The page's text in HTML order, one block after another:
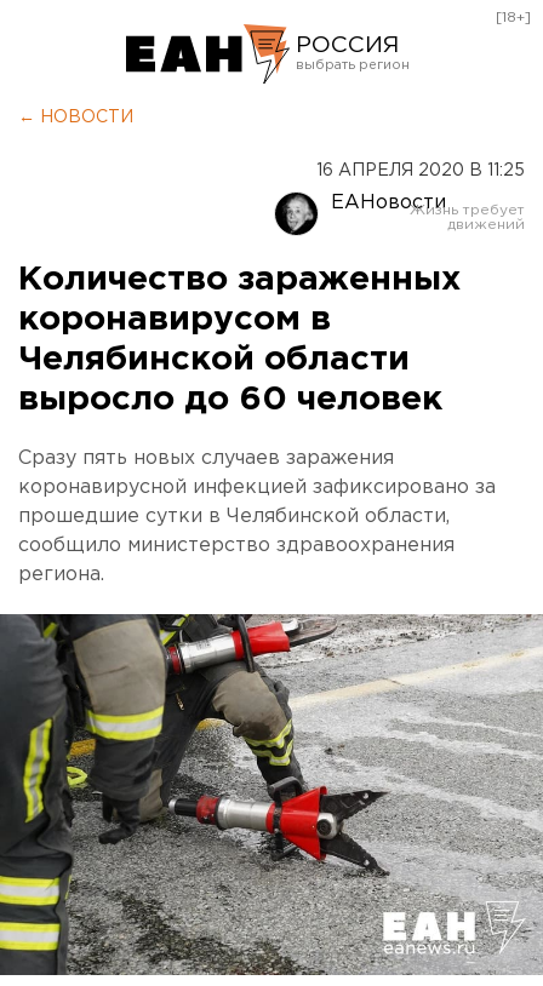
РОССИЯ
Оренбург
[18+]
← НОВОСТИ
16 АПРЕЛЯ 2020 В 11:25
ЕАНовости
Количество зараженных
коронавирусом в
Челябинской области
выросло до 60 человек
Сразу пять новых случаев заражения
коронавирусной инфекцией зафиксировано за
прошедшие сутки в Челябинской области,
сообщило министерство здравоохранения
региона.